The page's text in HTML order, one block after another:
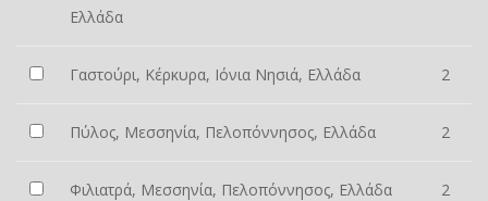
Ελλάδα
Γαστούρι, Κέρκυρα, Ιόνια Νησιά, Ελλάδα 2
Πύλος, Μεσσηνία, Πελοπόννησος, Ελλάδα 2
Φιλιατρά, Μεσσηνία, Πελοπόννησος, Ελλάδα 2